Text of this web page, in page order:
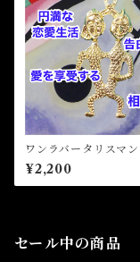
ワンラバータリスマ
LOVER Talisman
¥2,200
セール中の商品